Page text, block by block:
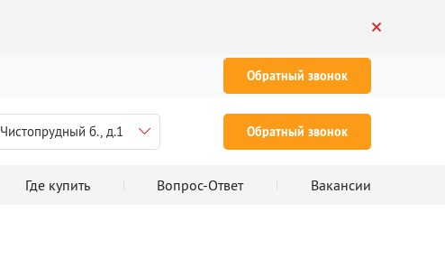
Обратный звонок
Чистопрудный б., д.1 Обратный звонок
Где купить Вопрос-Ответ Вакансии